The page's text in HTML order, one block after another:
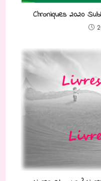
Chroniques 2020